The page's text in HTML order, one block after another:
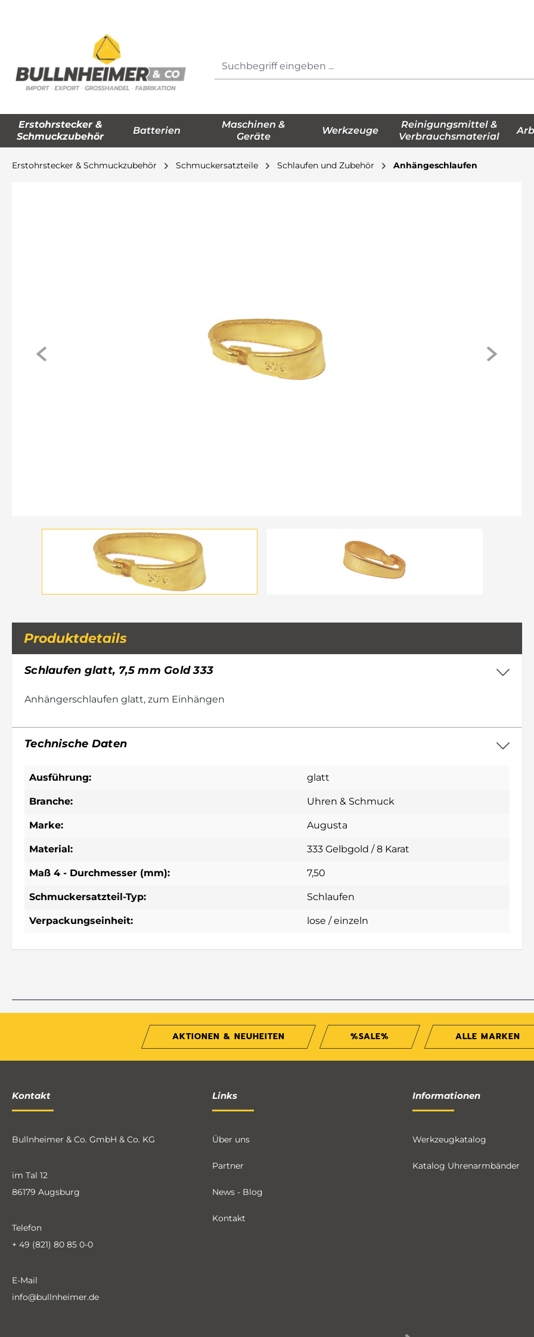
Erstohrstecker &
Schmuckzubehör
Batterien
Maschinen &
Geräte
Werkzeuge
Reinigungsmittel &
Verbrauchsmaterial
Erstohrstecker & Schmuckzubehör Schmuckersatzteile Schlaufen und Zubehör Anhängeschlaufen
Produktdetails
Schlaufen glatt, 7,5 mm Gold 333
Anhängerschlaufen glatt, zum Einhängen
Technische Daten
Ausführung: glatt
Branche: Uhren & Schmuck
Marke: Augusta
Material: 333 Gelbgold / 8 Karat
Maß 4 - Durchmesser (mm): 7,50
Schmuckersatzteil-Typ: Schlaufen
Verpackungseinheit: lose / einzeln
AKTIONEN & NEUHEITEN %SALE% ALLE MARKEN
Kontakt
Bullnheimer & Co. GmbH & Co. KG
im Tal 12
86179 Augsburg
Telefon
+ 49 (821) 80 85 0-0
E-Mail
info@bullnheimer.de
Links
Über uns
Partner
News - Blog
Kontakt
Informationen
Werkzeugkatalog
Katalog Uhrenarmbänder